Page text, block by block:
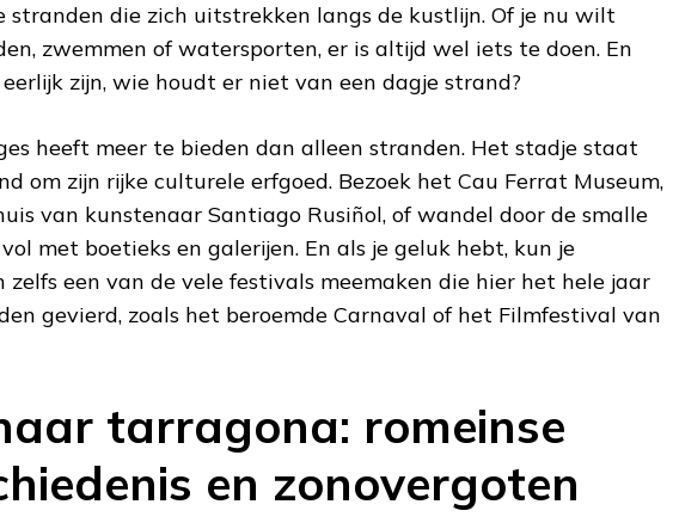
stranden die zich uitstrekken langs de kustlijn. Of je nu wilt
zwemmen of watersporten, er is altijd wel iets te doen. En
zijn, wie houdt er niet van een dagje strand?
heeft meer te bieden dan alleen stranden. Het stadje staat
om zijn rijke culturele erfgoed. Bezoek het Cau Ferrat Museum,
van kunstenaar Santiago Rusiñol, of wandel door de smalle
met boetieks en galerijen. En als je geluk hebt, kun je
zelfs een van de vele festivals meemaken die hier het hele jaar
gevierd, zoals het beroemde Carnaval of het Filmfestival van
tarragona: romeinse
en zonovergoten